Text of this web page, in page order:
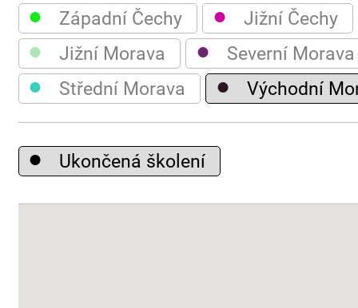
● Západní Čechy ● Jižní Čechy
● Jižní Morava ● Severní Morava
● Střední Morava ● Východní
● Ukončená školení